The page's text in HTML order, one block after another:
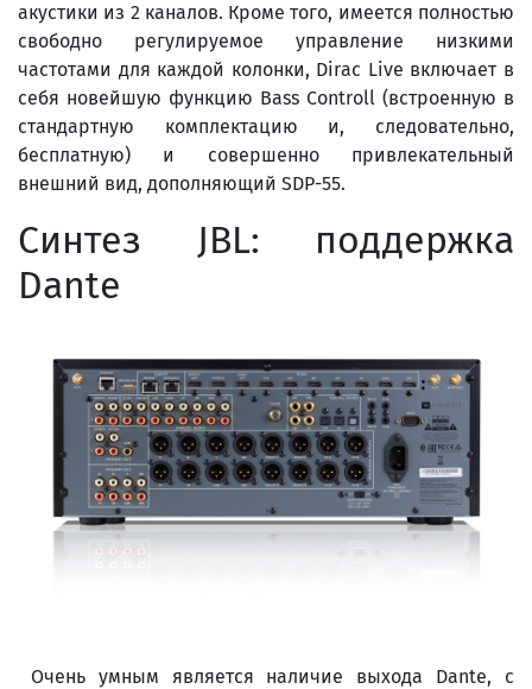
акустики из 2 каналов. Кроме того, имеется полностью
свободно регулируемое управление низкими
частотами для каждой колонки, Dirac Live включает в
себя новейшую функцию Bass Controll (встроенную в
стандартную комплектацию и, следовательно,
бесплатную) и совершенно привлекательный
внешний вид, дополняющий SDP-55.
Синтез JBL: поддержка
Dante
Очень умным является наличие выхода Dante, с